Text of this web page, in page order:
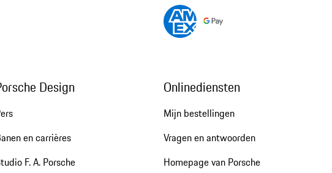
Design
en carrières
F. A. Porsche
Onlinediensten
Mijn bestellingen
Vragen en antwoorden
Homepage van Porsche